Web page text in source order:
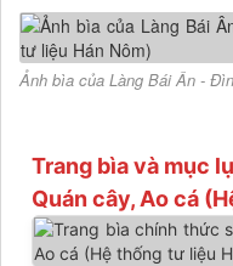
Ảnh bìa của Làng Bái Ân -
Trang bìa và mục
Quán cây, Ao cá